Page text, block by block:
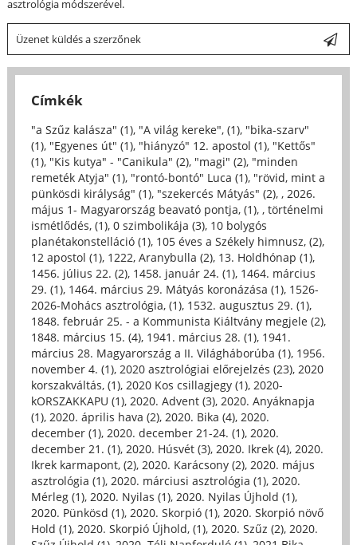
asztrológia módszerével.
Üzenet küldés a szerzőnek
Címkék
"a Szűz kalásza" (1), "A világ kereke", (1), "bika-szarv"
(1), "Egyenes út" (1), "hiányzó" 12. apostol (1), "Kettős"
(1), "Kis kutya" - "Canikula" (2), "magi" (2), "minden
remeték Atyja" (1), "rontó-bontó" Luca (1), "rövid, mint a
pünkösdi királyság" (1), "szekercés Mátyás" (2), , 2026.
május 1- Magyarország beavató pontja, (1), , történelmi
ismétlődés, (1), 0 szimbolikája (3), 10 bolygós
planétakonstelláció (1), 105 éves a Székely himnusz, (2),
12 apostol (1), 1222, Aranybulla (2), 13. Holdhónap (1),
1456. július 22. (2), 1458. január 24. (1), 1464. március
29. (1), 1464. március 29. Mátyás koronázása (1), 1526-
2026-Mohács asztrológia, (1), 1532. augusztus 29. (1),
1848. február 25. - a Kommunista Kiáltvány megjele (2),
1848. március 15. (4), 1941. március 28. (1), 1941.
március 28. Magyarország a II. Világháborúba (1), 1956.
november 4. (1), 2020 asztrológiai előrejelzés (23), 2020
korszakváltás, (1), 2020 Kos csillagjegy (1), 2020-
kORSZAKKAPU (1), 2020. Advent (3), 2020. Anyáknapja
(1), 2020. április hava (2), 2020. Bika (4), 2020.
december (1), 2020. december 21-24. (1), 2020.
december 21. (1), 2020. Húsvét (3), 2020. Ikrek (4), 2020.
Ikrek karmapont, (2), 2020. Karácsony (2), 2020. május
asztrológia (1), 2020. márciusi asztrológia (1), 2020.
Mérleg (1), 2020. Nyilas (1), 2020. Nyilas Újhold (1),
2020. Pünkösd (1), 2020. Skorpió (1), 2020. Skorpió növő
Hold (1), 2020. Skorpió Újhold, (1), 2020. Szűz (2), 2020.